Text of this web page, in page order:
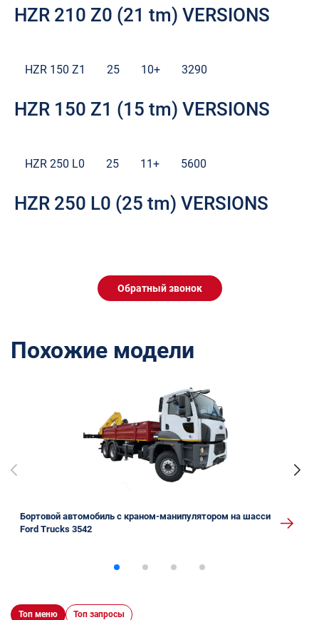
HZR 210 Z0 (21 tm) VERSIONS
HZR 150 Z1 25 10+ 3290
HZR 150 Z1 (15 tm) VERSIONS
HZR 250 L0 25 11+ 5600
HZR 250 L0 (25 tm) VERSIONS
Обратный звонок
Похожие модели
Бортовой автомобиль с краном-манипулятором на шасси
Ford Trucks 3542
Топ меню Топ запросы